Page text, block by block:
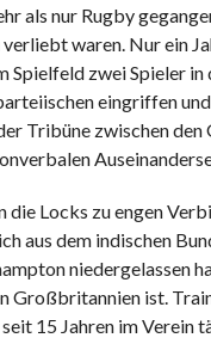
als nur Rugby
verliebt waren. Nur ein
Spielfeld zwei Spieler in
eingriffen
Tribüne zwischen den
Locks zu engen
aus dem indischen
niedergelassen
Großbritannien ist.
15 Jahren im Verein